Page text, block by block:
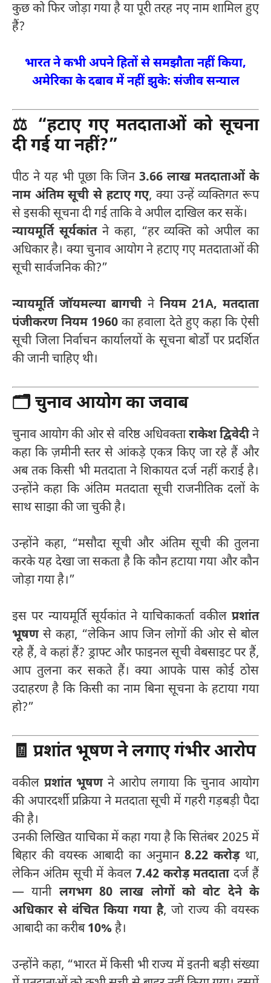
कुछ को फिर जोड़ा गया है या पूरी तरह नए नाम शामिल हुए
हैं?
भारत ने कभी अपने हितों से समझौता नहीं किया,
अमेरिका के दबाव में नहीं झुके: संजीव सन्याल
⚖️ “हटाए गए मतदाताओं को सूचना
दी गई या नहीं?”
पीठ ने यह भी पूछा कि जिन3.66 लाख मतदाताओं के
नाम अंतिम सूची से हटाए गए, क्या उन्हें व्यक्तिगत रूप
से इसकी सूचना दी गई ताकि वे अपील दाखिल कर सकें।
न्यायमूर्ति सूर्यकांतने कहा, “हर व्यक्ति को अपील का
अधिकार है। क्या चुनाव आयोग ने हटाए गए मतदाताओं की
सूची सार्वजनिक की?”
न्यायमूर्ति जॉयमल्या बागचीने नियम 21A, मतदाता
पंजीकरण नियम 1960 का हवाला देते हुए कहा कि ऐसी
सूची जिला निर्वाचन कार्यालयों के सूचना बोर्डों पर प्रदर्शित
की जानी चाहिए थी।
🗂️चुनाव आयोग का जवाब
चुनाव आयोग की ओर से वरिष्ठ अधिवक्ताराकेश द्विवेदीने
कहा कि ज़मीनी स्तर से आंकड़े एकत्र किए जा रहे हैं और
अब तक किसी भी मतदाता ने शिकायत दर्ज नहीं कराई है।
उन्होंने कहा कि अंतिम मतदाता सूची राजनीतिक दलों के
साथ साझा की जा चुकी है।
उन्होंने कहा, “मसौदा सूची और अंतिम सूची की तुलना
करके यह देखा जा सकता है कि कौन हटाया गया और कौन
जोड़ा गया है।”
इस पर न्यायमूर्ति सूर्यकांत ने याचिकाकर्ता वकील प्रशांत
भूषणसे कहा, “लेकिन आप जिन लोगों की ओर से बोल
रहे हैं, वे कहां हैं? ड्राफ्ट और फाइनल सूची वेबसाइट पर हैं,
आप तुलना कर सकते हैं। क्या आपके पास कोई ठोस
उदाहरण है कि किसी का नाम बिना सूचना के हटाया गया
हो?”
🧾 प्रशांत भूषण ने लगाए गंभीर आरोप
वकील प्रशांत भूषणने आरोप लगाया कि चुनाव आयोग
की अपारदर्शी प्रक्रिया ने मतदाता सूची में गहरी गड़बड़ी पैदा
की है।
उनकी लिखित याचिका में कहा गया है कि सितंबर 2025 में
बिहार की वयस्क आबादी का अनुमान 8.22 करोड़था,
लेकिन अंतिम सूची में केवल7.42 करोड़ मतदातादर्ज हैं
— यानी लगभग 80 लाख लोगों को वोट देने के
अधिकार से वंचित किया गया है, जो राज्य की वयस्क
आबादी का करीब10%है।
उन्होंने कहा, “भारत में किसी भी राज्य में इतनी बड़ी संख्या